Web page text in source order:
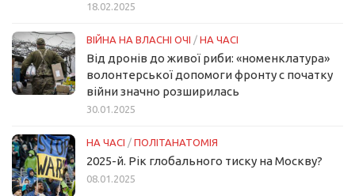
18.02.2025
ВІЙНА НА ВЛАСНІ ОЧІ / НА ЧАСІ
Від дронів до живої риби: «номенклатура»
волонтерської допомоги фронту с початку
війни значно розширилась
30.01.2025
НА ЧАСІ / ПОЛІТАНАТОМІЯ
2025-й. Рік глобального тиску на Москву?
08.01.2025